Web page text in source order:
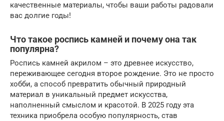
качественные материалы, чтобы ваши работы радовали
вас долгие годы!
Что такое роспись камней и почему она так
популярна?
Роспись камней акрилом – это древнее искусство,
переживающее сегодня второе рождение. Это не просто
хобби, а способ превратить обычный природный
материал в уникальный предмет искусства,
наполненный смыслом и красотой. В 2025 году эта
техника приобрела особую популярность, став